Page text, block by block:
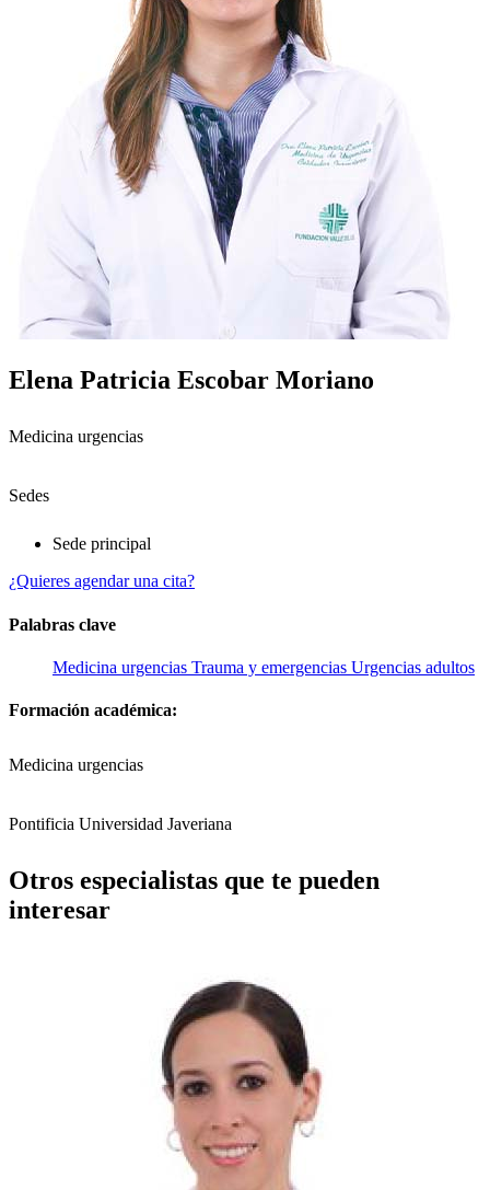
Elena Patricia Escobar Moriano
Medicina urgencias
Sedes
Sede principal
¿Quieres agendar una cita?
Palabras clave
Medicina urgencias Trauma y emergencias Urgencias adultos
Formación académica:
Medicina urgencias
Pontificia Universidad Javeriana
Otros especialistas que te pueden
interesar